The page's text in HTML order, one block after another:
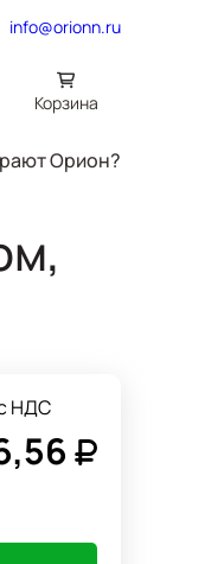
info@orionn.ru
Корзина
химия Хозтовары
Орион?
НДС